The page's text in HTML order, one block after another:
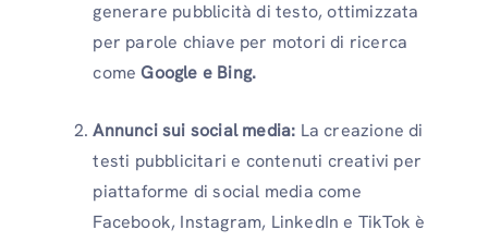
generare pubblicità di testo, ottimizzata
per parole chiave per motori di ricerca
comeGoogle e Bing.
Annunci sui social media: La creazione di
testi pubblicitari e contenuti creativi per
piattaforme di social media come
Facebook, Instagram, LinkedIn e TikTok è